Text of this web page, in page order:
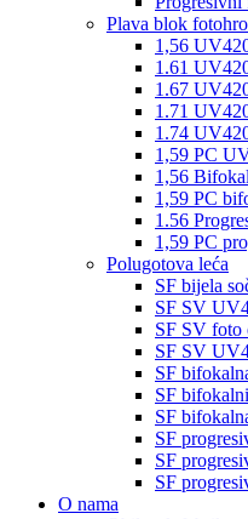
Plava blok
1,56
1.61
1.67
1.71
1.74
1,59 PC
1,56
1,59 PC
1.56
1,59 PC
Polugotova leća
SF bijela
SF SV
SF SV foto
SF SV
SF
SF
SF
SF
SF
SF
O nama